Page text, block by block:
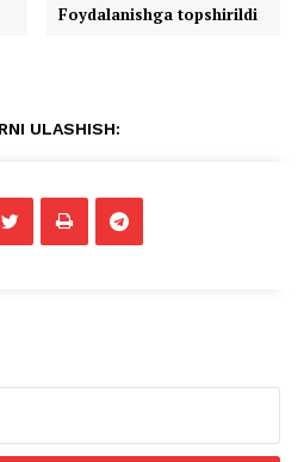
Foydalanishga topshirildi
ULASHISH: